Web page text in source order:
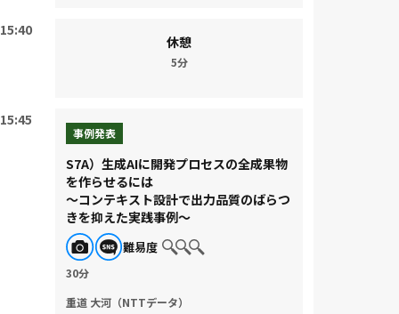
15:40
15:45
休憩
5分
事例発表
S7A）生成AIに開発プロセスの全成果物
を作らせるには
～コンテキスト設計で出力品質のばらつ
きを抑えた実践事例～
難易度
30分
重道 大河（NTTデータ）